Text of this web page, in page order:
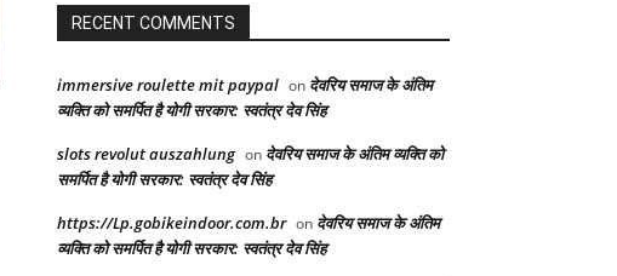
RECENT COMMENTS
immersive roulette mit paypal on देवरिय समाज के अंतिम
व्यक्ति को समर्पित है योगी सरकार: स्वतंत्र देव सिंह
slots revolut auszahlung on देवरिय समाज के अंतिम व्यक्ति को
समर्पित है योगी सरकार: स्वतंत्र देव सिंह
https://Lp.gobikeindoor.com.br on देवरिय समाज के अंतिम
व्यक्ति को समर्पित है योगी सरकार: स्वतंत्र देव सिंह